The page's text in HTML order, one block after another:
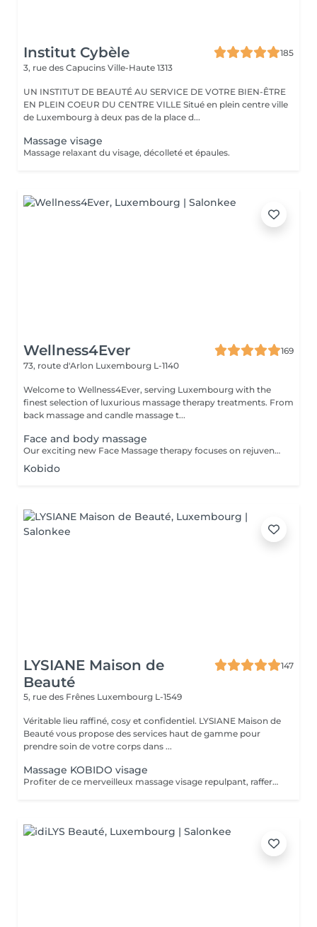
Institut Cybèle
185
3, rue des Capucins Ville-Haute 1313
UN INSTITUT DE BEAUTÉ AU SERVICE DE VOTRE BIEN-ÊTRE
EN PLEIN COEUR DU CENTRE VILLE Situé en plein centre ville
de Luxembourg à deux pas de la place d...
Massage visage
Massage relaxant du visage, décolleté et épaules.
Wellness4Ever
169
73, route d'Arlon Luxembourg L-1140
Welcome to Wellness4Ever, serving Luxembourg with the
finest selection of luxurious massage therapy treatments. From
back massage and candle massage t...
Face and body massage
Our exciting new Face Massage therapy focuses on rejuvenating your skin and giving you a youthful, glowing look that will have you feeling relaxed, refreshed and full of life. Regular face massage can improve circulation and relax facial muscles, relieving tension in the face and around the eyes while improving texture, skin sagging and the appearance of wrinkles. It has also been shown to alleviate sinus pressure, and it may even help with stubborn acne. All of these benefits can culminate in glowing, more invigorated facial features that have you feeling as youthful as you look.
Kobido
LYSIANE Maison de
Beauté
147
5, rue des Frênes Luxembourg L-1549
Véritable lieu raffiné, cosy et confidentiel. LYSIANE Maison de
Beauté vous propose des services haut de gamme pour
prendre soin de votre corps dans ...
Massage KOBIDO visage
Profiter de ce merveilleux massage visage repulpant, raffermissant et anti-âge sans faire de nettoyage complet et vous relaxer. Ce massage peut être réalisé 1 à 2 fois par semaine. Mais au moins une fois par mois, faire le soin visage KOBIDO intégral de 1H ou 1H30 afin de nettoyer la peau en profondeur.